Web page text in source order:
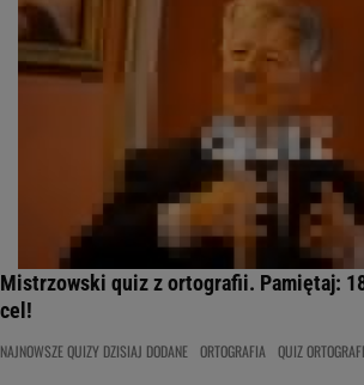
Mistrzowski quiz z ortografii. Pamiętaj:
cel!
NAJNOWSZE QUIZY DZISIAJ DODANE ORTOGRAFIA QUIZ